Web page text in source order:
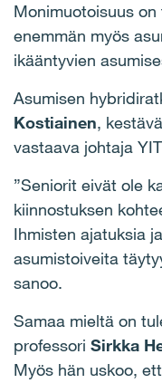
Monimuotoisuus
enemmän myös
ikääntyvien
Asumisen
Kostiainen,
vastaava johtaja
”Seniorit eivät ole
kiinnostuksen
Ihmisten ajatuksia
asumistoiveita
sanoo.
Samaa mieltä on
professori Sirkka
Myös hän uskoo,